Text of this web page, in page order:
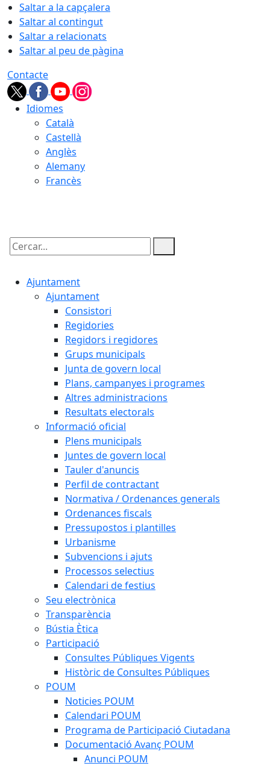
Saltar a la capçalera
Saltar al contingut
Saltar a relacionats
Saltar al peu de pàgina
Contacte
Idiomes
Català
Castellà
Anglès
Alemany
Francès
Cercar:
Ajuntament
Ajuntament
Consistori
Regidories
Regidors i regidores
Grups municipals
Junta de govern local
Plans, campanyes i programes
Altres administracions
Resultats electorals
Informació oficial
Plens municipals
Juntes de govern local
Tauler d'anuncis
Perfil de contractant
Normativa / Ordenances generals
Ordenances fiscals
Pressupostos i plantilles
Urbanisme
Subvencions i ajuts
Processos selectius
Calendari de festius
Seu electrònica
Transparència
Bústia Ètica
Participació
Consultes Públiques Vigents
Històric de Consultes Públiques
POUM
Noticies POUM
Calendari POUM
Programa de Participació Ciutadana
Documentació Avanç POUM
Anunci POUM